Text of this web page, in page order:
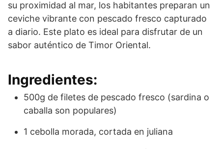
su proximidad al mar, los habitantes preparan un
ceviche vibrante con pescado fresco capturado
a diario. Este plato es ideal para disfrutar de un
sabor auténtico de Timor Oriental.
Ingredientes:
500g de filetes de pescado fresco (sardina o
caballa son populares)
1 cebolla morada, cortada en juliana